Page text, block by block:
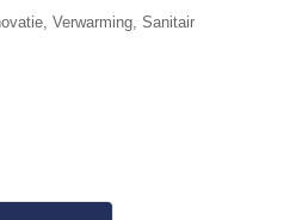
Verwarming, Sanitair